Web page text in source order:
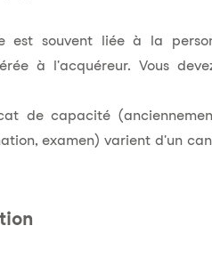
est souvent liée à la
à l'acquéreur. Vous
de capacité
examen) varient d'un